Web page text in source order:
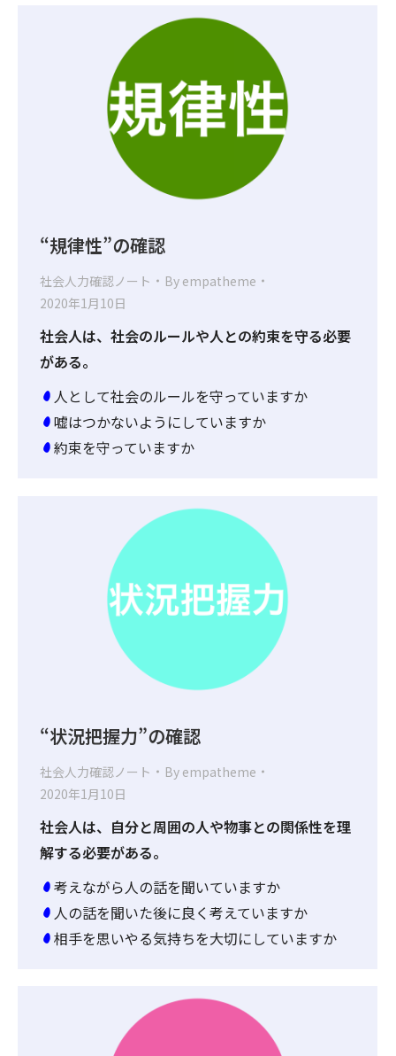
“規律性”の確認
社会人力確認ノート By empatheme
2020年1月10日
社会人は、社会のルールや人との約束を守る必要
がある。
人として社会のルールを守っていますか
嘘はつかないようにしていますか
約束を守っていますか
“状況把握力”の確認
社会人力確認ノート By empatheme
2020年1月10日
社会人は、自分と周囲の人や物事との関係性を理
解する必要がある。
考えながら人の話を聞いていますか
人の話を聞いた後に良く考えていますか
相手を思いやる気持ちを大切にしていますか